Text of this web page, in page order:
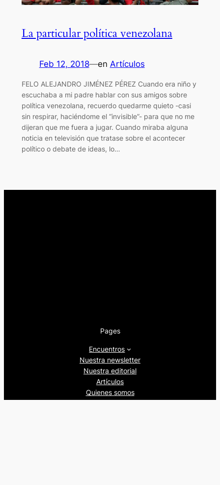
La particular política venezolana
Feb 12, 2018—en Artículos
FELO ALEJANDRO JIMÉNEZ PÉREZ Cuando era niño y
escuchaba a mi padre hablar con sus amigos sobre
política venezolana, recuerdo quedarme quieto -casi
sin respirar, haciéndome el “invisible”- para que no me
dijeran que me fuera a jugar. Cuando miraba alguna
noticia en televisión que tratase sobre el acontecer
político o debate de ideas, lo…
Pages
Encuentros
Nuestra newsletter
Nuestra editorial
Artículos
Quienes somos